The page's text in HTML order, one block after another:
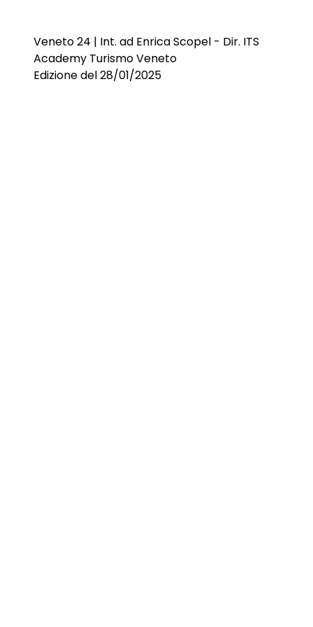
Veneto 24 | Int. ad Enrica Scopel - Dir. ITS
Academy Turismo Veneto
Edizione del 28/01/2025